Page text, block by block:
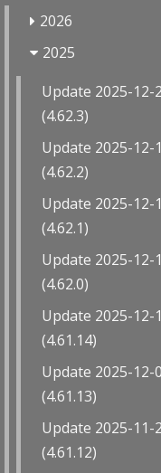
2026
2025
Update 2025-12-
(4.62.3)
Update 2025-12-
(4.62.2)
Update 2025-12-
(4.62.1)
Update 2025-12-
(4.62.0)
Update 2025-12-
(4.61.14)
Update 2025-12-
(4.61.13)
Update 2025-11-
(4.61.12)